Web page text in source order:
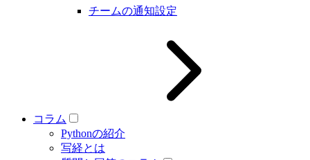
チームの通知設定
コラム
Pythonの紹介
写経とは